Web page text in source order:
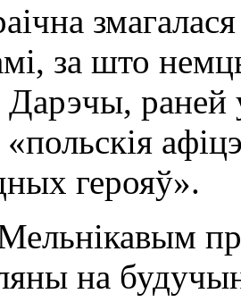
за што
Дарэчы, раней
герояў».
на